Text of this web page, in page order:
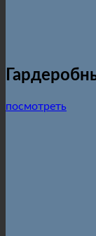
посмотреть